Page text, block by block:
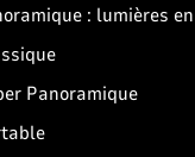
: lumières
Panoramique